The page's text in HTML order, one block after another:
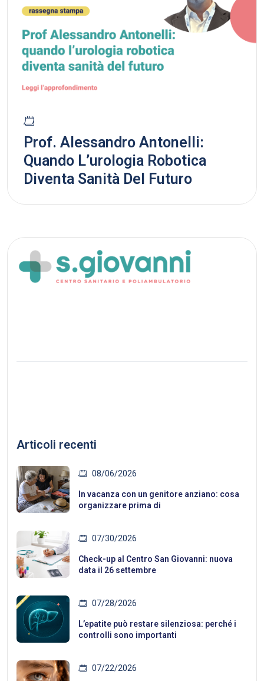
Prof. Alessandro Antonelli:
Quando L’urologia Robotica
Diventa Sanità Del Futuro
Articoli recenti
08/06/2026
In vacanza con un genitore anziano: cosa
organizzare prima di
07/30/2026
Check-up al Centro San Giovanni: nuova
data il 26 settembre
07/28/2026
L’epatite può restare silenziosa: perché i
controlli sono importanti
07/22/2026